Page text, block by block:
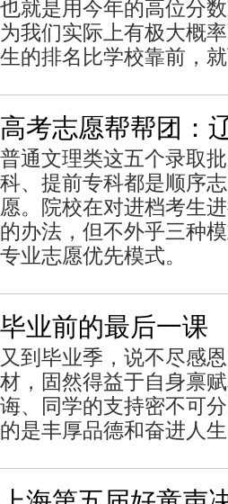
也就是用今年的高位分
为我们实际上有极大概
生的排名比学校靠前，
高考志愿帮帮团：
普通文理类这五个录取
科、提前专科都是顺序
愿。院校在对进档考生
的办法，但不外乎三种
专业志愿优先模式。
毕业前的最后一课
又到毕业季，说不尽感
材，固然得益于自身禀
诲、同学的支持密不可
的是丰厚品德和奋进人生